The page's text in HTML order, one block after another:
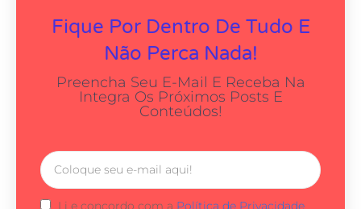
Fique Por Dentro De Tudo E
Não Perca Nada!
Preencha Seu E-Mail E Receba Na
Integra Os Próximos Posts E
Conteúdos!
Li e concordo com a Política de Privacidade